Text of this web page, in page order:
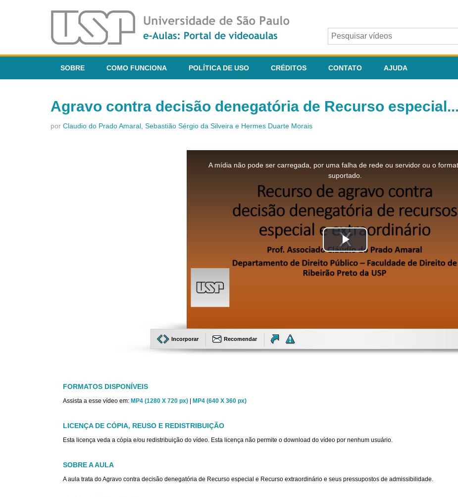
SOBRE COMO FUNCIONA POLÍTICA DE USO CRÉDITOS CONTATO AJUDA
Agravo contra decisão denegatória de Recurso especial...
por Claudio do Prado Amaral, Sebastião Sérgio da Silveira e Hermes Duarte Morais
Tocar
Vídeo
A mídia não pode ser carregada, por uma falha de rede ou servidor ou o
suportado.
Incorporar Recomendar
FORMATOS DISPONÍVEIS
Assista a esse vídeo em: MP4 (1280 X 720 px) MP4 (640 X 360 px)
LICENÇA DE CÓPIA, REUSO E REDISTRIBUIÇÃO
Esta licença veda a cópia e/ou redistribuição do vídeo. Esta licença não permite o download do vídeo por nenhum usuário.
SOBRE A AULA
A aula trata do Agravo contra decisão denegatória de Recurso especial e Recurso extraordinário e seus pressupostos de admissibilidade.